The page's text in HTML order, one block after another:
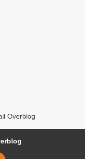
Overblog